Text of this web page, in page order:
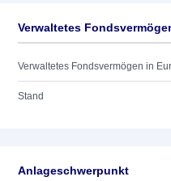
Verwaltetes
Verwaltetes Fondsvermögen in
Stand
Anlageschwerpunkt